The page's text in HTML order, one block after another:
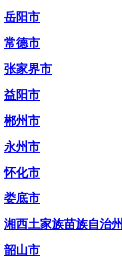
岳阳市
常德市
张家界市
益阳市
郴州市
永州市
怀化市
娄底市
湘西土家族苗族自治州
韶山市